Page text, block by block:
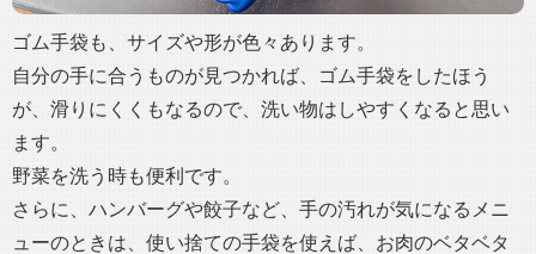
ゴム手袋も、サイズや形が色々あります。
自分の手に合うものが見つかれば、ゴム手袋をしたほう
が、滑りにくくもなるので、洗い物はしやすくなると思い
ます。
野菜を洗う時も便利です。
さらに、ハンバーグや餃子など、手の汚れが気になるメニ
ューのときは、使い捨ての手袋を使えば、お肉のベタベタ